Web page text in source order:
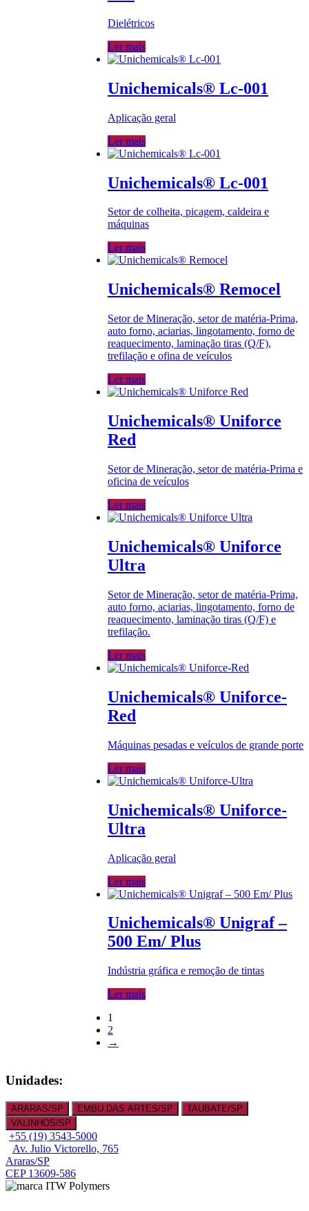
Dielétricos
Ler mais
Unichemicals® Lc-001
Aplicação geral
Ler mais
Unichemicals® Lc-001
Setor de colheita, picagem, caldeira e
máquinas
Ler mais
Unichemicals® Remocel
Setor de Mineração, setor de matéria-Prima,
auto forno, aciarias, lingotamento, forno de
reaquecimento, laminação tiras (Q/F),
trefilação e ofina de veículos
Ler mais
Unichemicals® Uniforce
Red
Setor de Mineração, setor de matéria-Prima e
oficina de veículos
Ler mais
Unichemicals® Uniforce
Ultra
Setor de Mineração, setor de matéria-Prima,
auto forno, aciarias, lingotamento, forno de
reaquecimento, laminação tiras (Q/F) e
trefilação.
Ler mais
Unichemicals® Uniforce-
Red
Máquinas pesadas e veículos de grande porte
Ler mais
Unichemicals® Uniforce-
Ultra
Aplicação geral
Ler mais
Unichemicals® Unigraf –
500 Em/ Plus
Indústria gráfica e remoção de tintas
Ler mais
1
2
→
Unidades:
ARARAS/SP EMBU DAS ARTES/SP
TAUBATE/SP
VALINHOS/SP
+55 (19) 3543-5000
Av. Julio Victorello, 765
Araras/SP
CEP 13609-586